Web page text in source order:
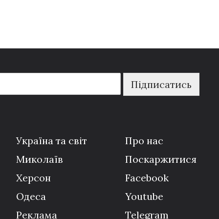
Підписатись
Україна та світ
Миколаїв
Херсон
Одеса
Реклама
Про нас
Поскаржитися
Facebook
Youtube
Telegram